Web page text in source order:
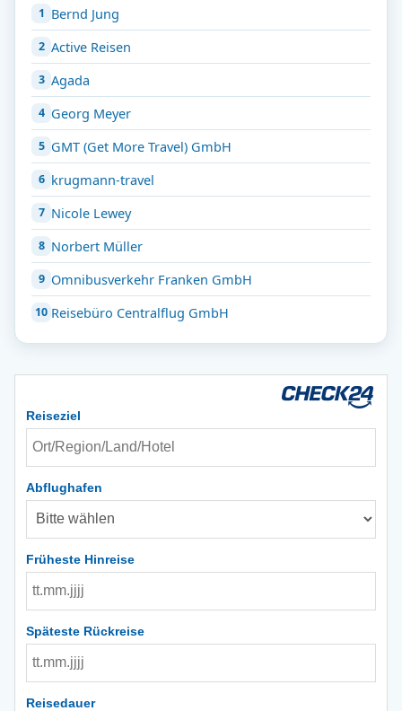
Bernd Jung
Active Reisen
Agada
Georg Meyer
GMT (Get More Travel) GmbH
krugmann-travel
Nicole Lewey
Norbert Müller
Omnibusverkehr Franken GmbH
Reisebüro Centralflug GmbH
Reiseziel
Abflughafen
Früheste Hinreise
Späteste Rückreise
Reisedauer